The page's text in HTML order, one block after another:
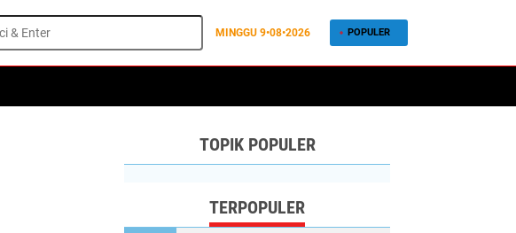
MINGGU 9•08•2026 POPULER
TOPIK POPULER
TERPOPULER